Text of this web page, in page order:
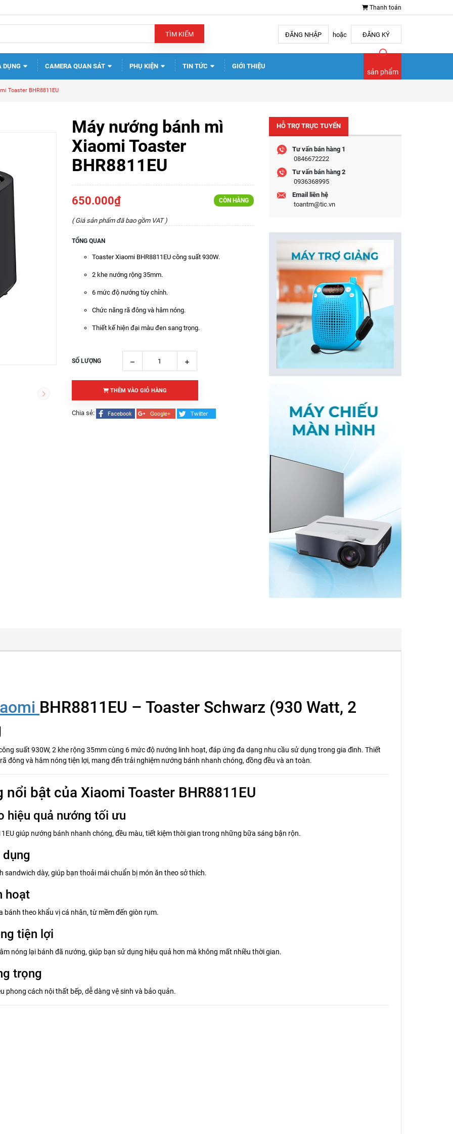
Thanh toán
TÌM KIẾM ĐĂNG NHẬP hoặc ĐĂNG KÝ
DỤNG CAMERA QUAN SÁT PHỤ KIỆN TIN TỨC GIỚI THIỆU
sản phẩm
Toaster BHR8811EU
Máy nướng bánh mì
Xiaomi Toaster
BHR8811EU
650.000₫ CÒN HÀNG
( Giá sản phẩm đã bao gồm VAT )
TỔNG QUAN
Toaster Xiaomi BHR8811EU công suất 930W.
2 khe nướng rộng 35mm.
6 mức độ nướng tùy chỉnh.
Chức năng rã đông và hâm nóng.
Thiết kế hiện đại màu đen sang trọng.
SỐ LƯỢNG
THÊM VÀO GIỎ HÀNG
Chia sẻ:
HỖ TRỢ TRỰC TUYẾN
Tư vấn bán hàng 1
0846672222
Tư vấn bán hàng 2
0936368995
Email liên hệ
toantm@tic.vn
BHR8811EU – Toaster Schwarz (930 Watt, 2
suất 930W, 2 khe rộng 35mm cùng 6 mức độ nướng linh hoạt, đáp ứng đa dạng nhu cầu sử dụng trong gia đình. Thiết
đông và hâm nóng tiện lợi, mang đến trải nghiệm nướng bánh nhanh chóng, đồng đều và an toàn.
bật của Xiaomi Toaster BHR8811EU
hiệu quả nướng tối ưu
giúp nướng bánh nhanh chóng, đều màu, tiết kiệm thời gian trong những bữa sáng bận rộn.
sandwich dày, giúp bạn thoải mái chuẩn bị món ăn theo sở thích.
hoạt
bánh theo khẩu vị cá nhân, từ mềm đến giòn rụm.
tiện lợi
nóng lại bánh đã nướng, giúp bạn sử dụng hiệu quả hơn mà không mất nhiều thời gian.
trọng
phong cách nội thất bếp, dễ dàng vệ sinh và bảo quản.